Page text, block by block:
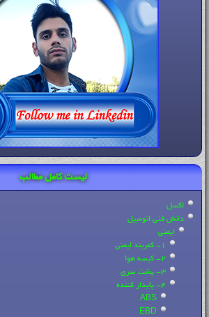
لیست کامل مطالب
اکسل
دانش فنی اتومبیل
ایمنی
1- کمربند ایمنی
2- کیسه هوا
3- پشت سری
4- پایدار کننده
ABS
EBD